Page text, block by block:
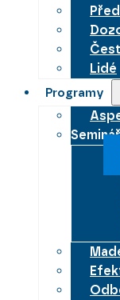
Lidé
Programy